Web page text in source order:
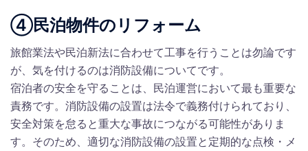
④民泊物件のリフォーム
旅館業法や民泊新法に合わせて工事を行うことは勿論です
が、気を付けるのは消防設備についてです。
宿泊者の安全を守ることは、民泊運営において最も重要な
責務です。消防設備の設置は法令で義務付けられており、
安全対策を怠ると重大な事故につながる可能性がありま
す。そのため、適切な消防設備の設置と定期的な点検・メ